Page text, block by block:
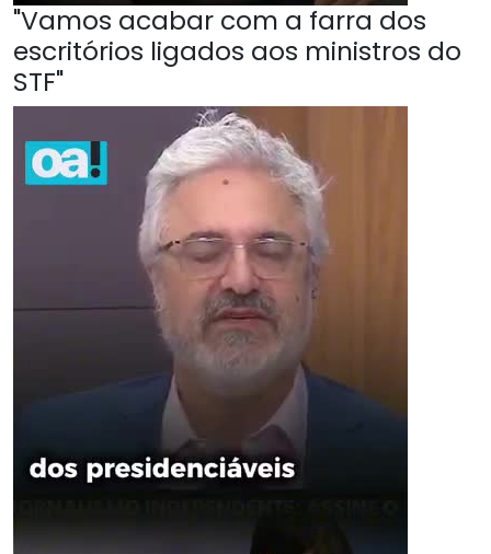
"Vamos acabar com a farra dos
escritórios ligados aos ministros do
STF"